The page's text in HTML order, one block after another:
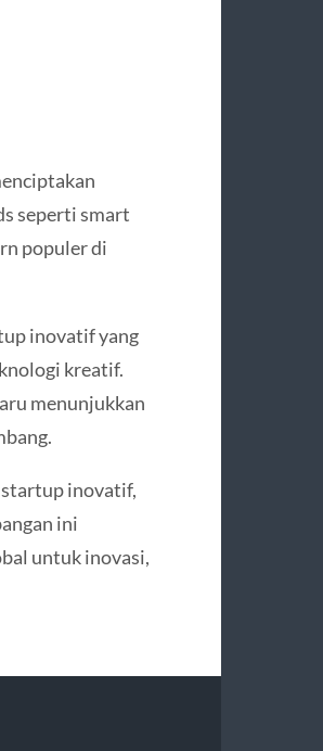
seperti smart
populer di
inovatif yang
kreatif.
menunjukkan
startup inovatif,
ini
untuk inovasi,